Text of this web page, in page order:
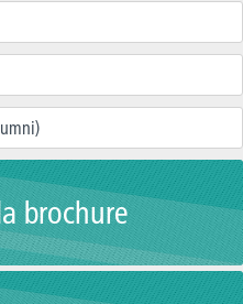
brochure